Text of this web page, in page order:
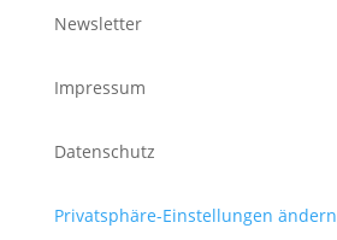
Newsletter
Impressum
Datenschutz
Privatsphäre-Einstellungen ändern